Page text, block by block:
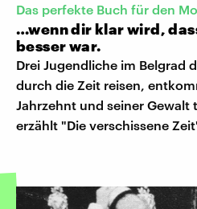
Das perfekte Buch für den
…wenn dir klar wird,
besser war.
Drei Jugendliche im Belgrad
durch die Zeit reisen,
Jahrzehnt und seiner
erzählt "Die verschissene